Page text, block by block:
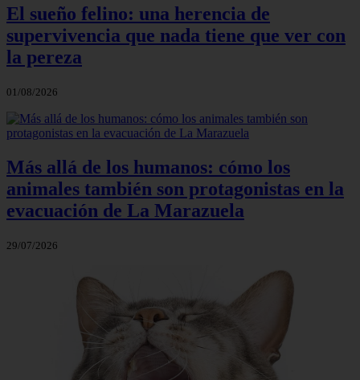
El sueño felino: una herencia de
supervivencia que nada tiene que ver con
la pereza
01/08/2026
Más allá de los humanos: cómo los
animales también son protagonistas en la
evacuación de La Marazuela
29/07/2026